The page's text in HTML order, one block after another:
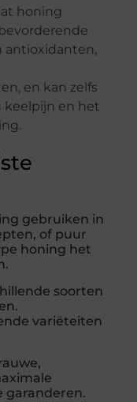
honing
antioxidanten,
en kan zelfs
keelpijn en het
gebruiken in
of puur
honing het
soorten
variëteiten
garanderen.